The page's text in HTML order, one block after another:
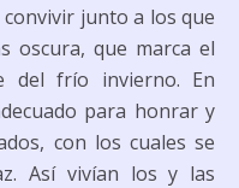
junto a los que
oscura, que marca el
del frío invierno. En
para honrar y
con los cuales se
Así vivían los y las